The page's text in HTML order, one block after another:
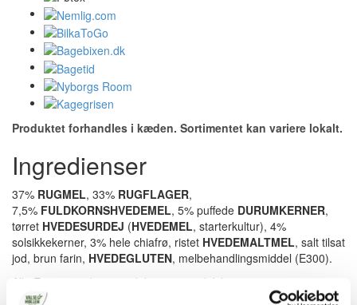
Produktet forhandles i kæden. Sortimentet kan variere lokalt.
Ingredienser
37% RUGMEL, 33% RUGFLAGER,
7,5% FULDKORNSHVEDEMEL, 5% puffede DURUMKERNER,
tørret HVEDESURDEJ (HVEDEMEL, starterkultur), 4%
solsikkekerner, 3% hele chiafrø, ristet HVEDEMALTMEL, salt tilsat
jod, brun farin, HVEDEGLUTEN, melbehandlingsmiddel (E300).
Alle E-numre i dette produkt er vegetabilsk.